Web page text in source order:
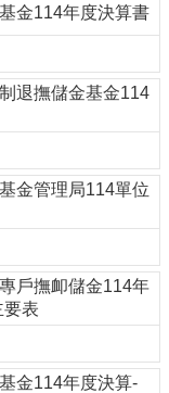
金114年度決算書
退撫儲金基金114
金管理局114單位
戶撫卹儲金114年
要表
金114年度決算-